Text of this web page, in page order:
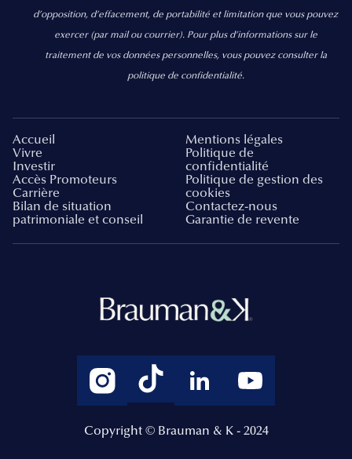
d’opposition, d’effacement, de portabilité et limitation que vous pouvez
exercer (par mail ou courrier). Pour plus d’informations sur le
traitement de vos données personnelles, vous pouvez consulter la
politique de confidentialité.
Accueil
Vivre
Investir
Accès Promoteurs
Carrière
Bilan de situation
patrimoniale et conseil
Mentions légales
Politique de
confidentialité
Politique de gestion des
cookies
Contactez-nous
Garantie de revente
Copyright © Brauman & K - 2024